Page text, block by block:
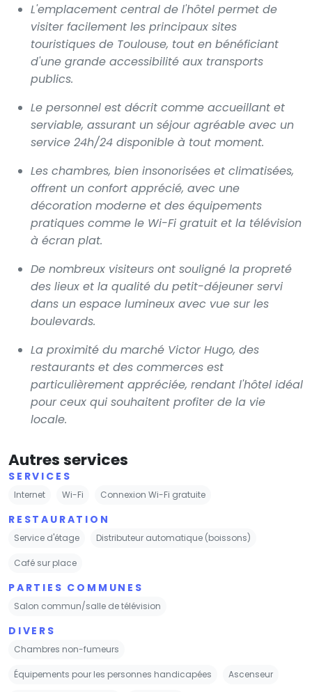
L'emplacement central de l'hôtel permet de
visiter facilement les principaux sites
touristiques de Toulouse, tout en bénéficiant
d'une grande accessibilité aux transports
publics.
Le personnel est décrit comme accueillant et
serviable, assurant un séjour agréable avec un
service 24h/24 disponible à tout moment.
Les chambres, bien insonorisées et climatisées,
offrent un confort apprécié, avec une
décoration moderne et des équipements
pratiques comme le Wi-Fi gratuit et la télévision
à écran plat.
De nombreux visiteurs ont souligné la propreté
des lieux et la qualité du petit-déjeuner servi
dans un espace lumineux avec vue sur les
boulevards.
La proximité du marché Victor Hugo, des
restaurants et des commerces est
particulièrement appréciée, rendant l'hôtel idéal
pour ceux qui souhaitent profiter de la vie
locale.
Autres services
SERVICES
Internet Wi-Fi Connexion Wi-Fi gratuite
RESTAURATION
Service d'étage Distributeur automatique (boissons)
Café sur place
PARTIES COMMUNES
Salon commun/salle de télévision
DIVERS
Chambres non-fumeurs
Équipements pour les personnes handicapées Ascenseur